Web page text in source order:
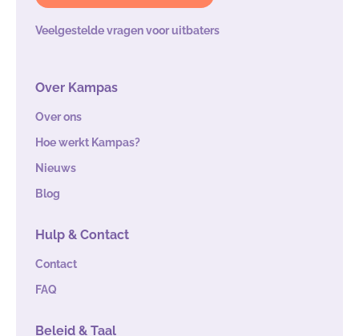
Veelgestelde vragen voor uitbaters
Over Kampas
Over ons
Hoe werkt Kampas?
Nieuws
Blog
Hulp & Contact
Contact
FAQ
Beleid & Taal